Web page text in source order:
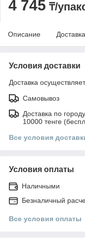
4 745 ₸/
Описание Доставка
Условия доставки
Доставка
Самовывоз
Доставка по
10000 тенге
Все условия
Условия оплаты
Наличными
Безналичный
Все условия оплаты